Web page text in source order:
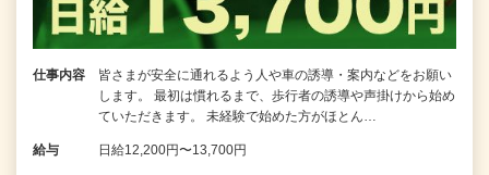
仕事内容
皆さまが安全に通れるよう人や車の誘導・案内などをお願い
します。 最初は慣れるまで、歩行者の誘導や声掛けから始め
ていただきます。 未経験で始めた方がほとん…
給与 日給12,200円〜13,700円